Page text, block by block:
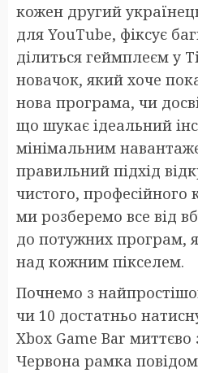
кожен другий
для YouTube, фіксує
ділиться геймплеєм у
новачок, який хоче
нова програма, чи
що шукає ідеальний
мінімальним
правильний підхід
чистого, професійного
ми розберемо все від
до потужних програм,
над кожним пікселем.
Почнемо з
чи 10 достатньо
Xbox Game Bar миттєво
Червона рамка